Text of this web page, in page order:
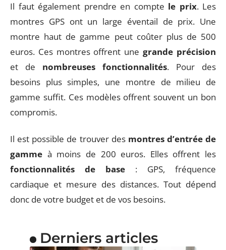
Il faut également prendre en compte le prix. Les
montres GPS ont un large éventail de prix. Une
montre haut de gamme peut coûter plus de 500
euros. Ces montres offrent unegrande précision
et de nombreuses fonctionnalités. Pour des
besoins plus simples, une montre de milieu de
gamme suffit. Ces modèles offrent souvent un bon
compromis.
Il est possible de trouver des montres d’entrée de
gamme à moins de 200 euros. Elles offrent les
fonctionnalités de base : GPS, fréquence
cardiaque et mesure des distances. Tout dépend
donc de votre budget et de vos besoins.
Derniers articles